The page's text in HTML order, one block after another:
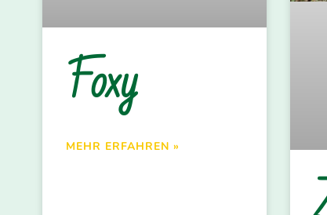
Foxy
MEHR ERFAHREN »